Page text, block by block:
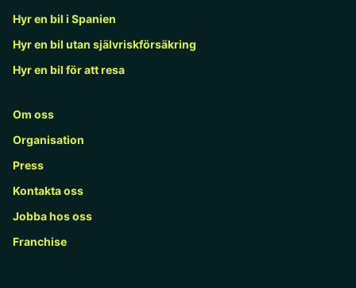
Hyr en bil i Spanien
Hyr en bil utan självriskförsäkring
Hyr en bil för att resa
Om oss
Organisation
Press
Kontakta oss
Jobba hos oss
Franchise